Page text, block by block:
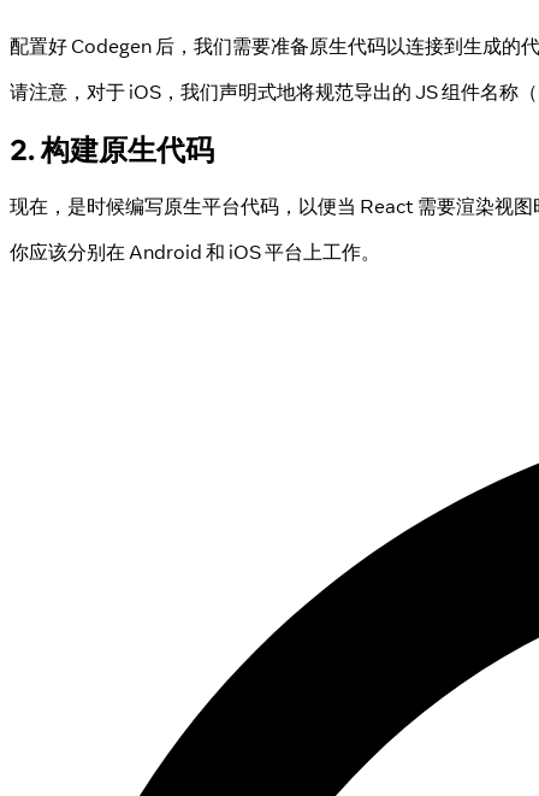
配置好 Codegen 后，我们需要准备原生代码以连接到生成的
请注意，对于 iOS，我们声明式地将规范导出的 JS 组件名称（
2. 构建原生代码
现在，是时候编写原生平台代码，以便当 React 需要渲染视
你应该分别在 Android 和 iOS 平台上工作。